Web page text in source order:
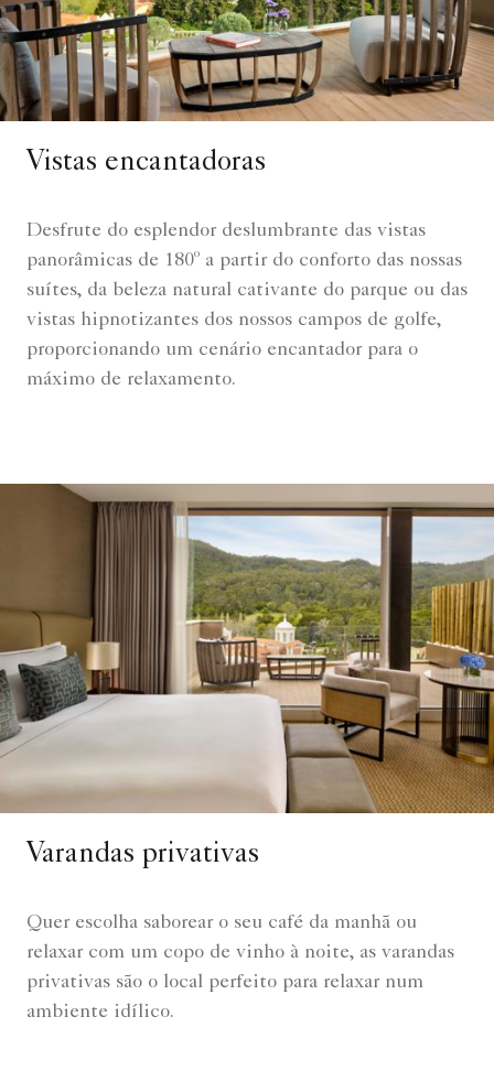
Vistas encantadoras
Desfrute do esplendor deslumbrante das vistas
panorâmicas de 180º a partir do conforto das nossas
suítes, da beleza natural cativante do parque ou das
vistas hipnotizantes dos nossos campos de golfe,
proporcionando um cenário encantador para o
máximo de relaxamento.
Varandas privativas
Quer escolha saborear o seu café da manhã ou
relaxar com um copo de vinho à noite, as varandas
privativas são o local perfeito para relaxar num
ambiente idílico.